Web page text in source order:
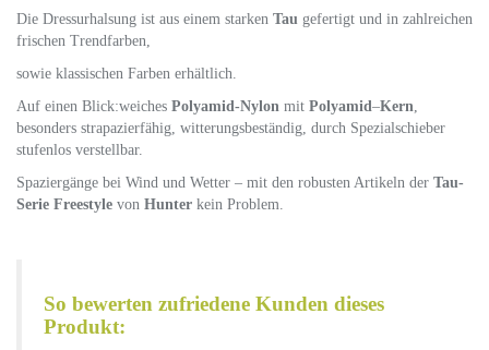
Die Dressurhalsung ist aus einem starken Tau gefertigt und in zahlreichen
frischen Trendfarben,
sowie klassischen Farben erhältlich.
Auf einen Blick:weiches Polyamid-Nylon mit Polyamid–Kern,
besonders strapazierfähig, witterungsbeständig, durch Spezialschieber
stufenlos verstellbar.
Spaziergänge bei Wind und Wetter – mit den robusten Artikeln der Tau-
Serie Freestyle von Hunter kein Problem.
So bewerten zufriedene Kunden dieses
Produkt: